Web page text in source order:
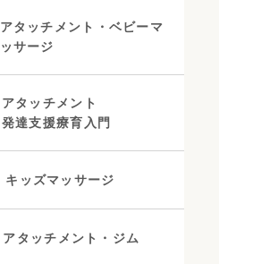
アタッチメント・ベビーマ
ッサージ
アタッチメント
発達支援療育入門
キッズマッサージ
アタッチメント・ジム